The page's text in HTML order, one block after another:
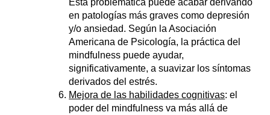
Esta problemática puede acabar derivando
en patologías más graves como depresión
y/o ansiedad. Según la Asociación
Americana de Psicología, la práctica del
mindfulness puede ayudar,
significativamente, a suavizar los síntomas
derivados del estrés.
Mejora de las habilidades cognitivas: el
poder del mindfulness va más allá de